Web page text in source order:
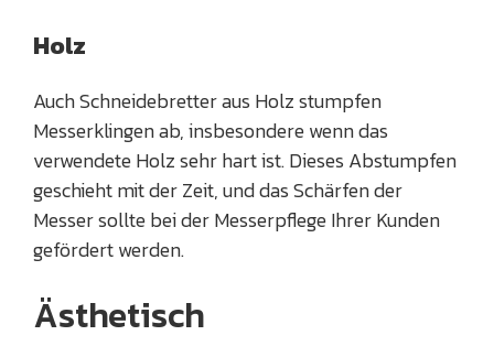
Holz
Auch Schneidebretter aus Holz stumpfen
Messerklingen ab, insbesondere wenn das
verwendete Holz sehr hart ist. Dieses Abstumpfen
geschieht mit der Zeit, und das Schärfen der
Messer sollte bei der Messerpflege Ihrer Kunden
gefördert werden.
Ästhetisch